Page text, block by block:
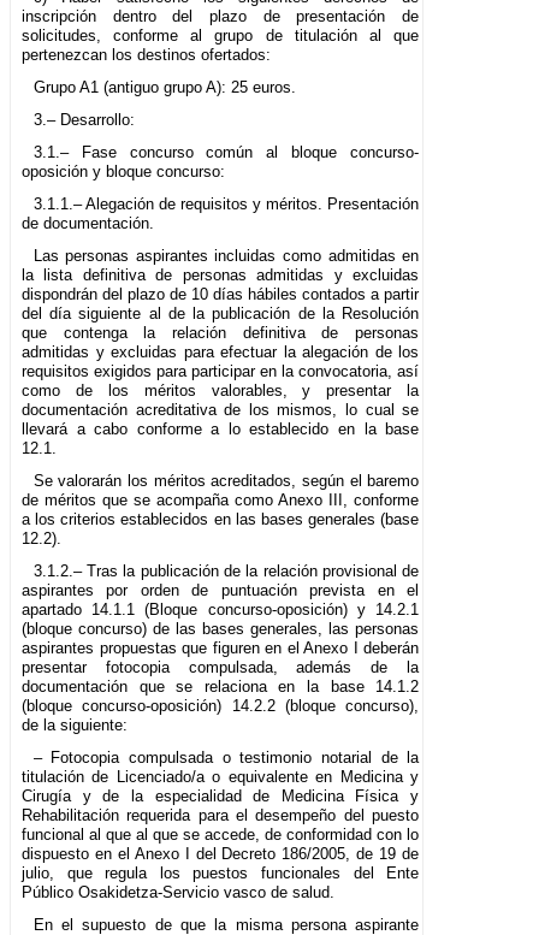
inscripción dentro del plazo de presentación de
solicitudes, conforme al grupo de titulación al que
pertenezcan los destinos ofertados:
Grupo A1 (antiguo grupo A): 25 euros.
3.– Desarrollo:
3.1.– Fase concurso común al bloque concurso-
oposición y bloque concurso:
3.1.1.– Alegación de requisitos y méritos. Presentación
de documentación.
Las personas aspirantes incluidas como admitidas en
la lista definitiva de personas admitidas y excluidas
dispondrán del plazo de 10 días hábiles contados a partir
del día siguiente al de la publicación de la Resolución
que contenga la relación definitiva de personas
admitidas y excluidas para efectuar la alegación de los
requisitos exigidos para participar en la convocatoria, así
como de los méritos valorables, y presentar la
documentación acreditativa de los mismos, lo cual se
llevará a cabo conforme a lo establecido en la base
12.1.
Se valorarán los méritos acreditados, según el baremo
de méritos que se acompaña como Anexo III, conforme
a los criterios establecidos en las bases generales (base
12.2).
3.1.2.– Tras la publicación de la relación provisional de
aspirantes por orden de puntuación prevista en el
apartado 14.1.1 (Bloque concurso-oposición) y 14.2.1
(bloque concurso) de las bases generales, las personas
aspirantes propuestas que figuren en el Anexo I deberán
presentar fotocopia compulsada, además de la
documentación que se relaciona en la base 14.1.2
(bloque concurso-oposición) 14.2.2 (bloque concurso),
de la siguiente:
– Fotocopia compulsada o testimonio notarial de la
titulación de Licenciado/a o equivalente en Medicina y
Cirugía y de la especialidad de Medicina Física y
Rehabilitación requerida para el desempeño del puesto
funcional al que al que se accede, de conformidad con lo
dispuesto en el Anexo I del Decreto 186/2005, de 19 de
julio, que regula los puestos funcionales del Ente
Público Osakidetza-Servicio vasco de salud.
En el supuesto de que la misma persona aspirante